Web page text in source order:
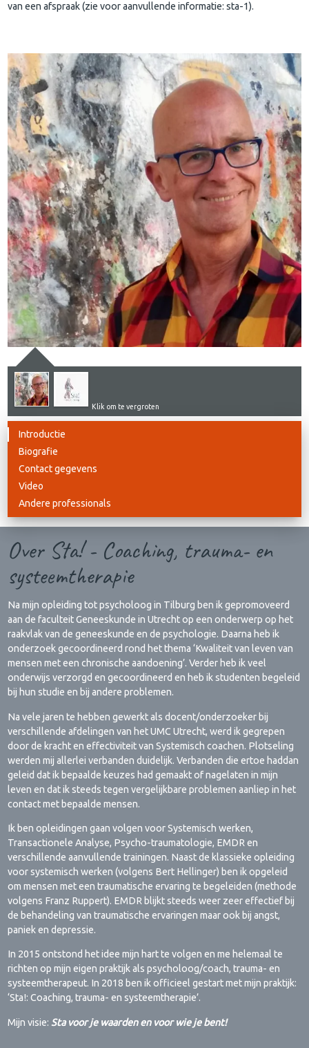
van een afspraak (zie voor aanvullende informatie: sta-1).
Klik om te vergroten
Introductie
Biografie
Contact gegevens
Video
Andere professionals
Over Sta! - Coaching, trauma- en
systeemtherapie
Na mijn opleiding tot psycholoog in Tilburg ben ik gepromoveerd
aan de faculteit Geneeskunde in Utrecht op een onderwerp op het
raakvlak van de geneeskunde en de psychologie. Daarna heb ik
onderzoek gecoordineerd rond het thema ‘Kwaliteit van leven van
mensen met een chronische aandoening’. Verder heb ik veel
onderwijs verzorgd en gecoordineerd en heb ik studenten begeleid
bij hun studie en bij andere problemen.
Na vele jaren te hebben gewerkt als docent/onderzoeker bij
verschillende afdelingen van het UMC Utrecht, werd ik gegrepen
door de kracht en effectiviteit van Systemisch coachen. Plotseling
werden mij allerlei verbanden duidelijk. Verbanden die ertoe haddan
geleid dat ik bepaalde keuzes had gemaakt of nagelaten in mijn
leven en dat ik steeds tegen vergelijkbare problemen aanliep in het
contact met bepaalde mensen.
Ik ben opleidingen gaan volgen voor Systemisch werken,
Transactionele Analyse, Psycho-traumatologie, EMDR en
verschillende aanvullende trainingen. Naast de klassieke opleiding
voor systemisch werken (volgens Bert Hellinger) ben ik opgeleid
om mensen met een traumatische ervaring te begeleiden (methode
volgens Franz Ruppert). EMDR blijkt steeds weer zeer effectief bij
de behandeling van traumatische ervaringen maar ook bij angst,
paniek en depressie.
In 2015 ontstond het idee mijn hart te volgen en me helemaal te
richten op mijn eigen praktijk als psycholoog/coach, trauma- en
systeemtherapeut. In 2018 ben ik officieel gestart met mijn praktijk:
‘Sta!: Coaching, trauma- en systeemtherapie’.
Mijn visie: Sta voor je waarden en voor wie je bent!